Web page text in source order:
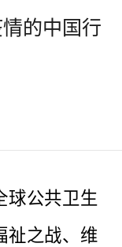
的中国行
公共卫生
祉之战、维